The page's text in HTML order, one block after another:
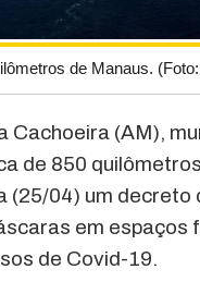
de Manaus.
Cachoeira (AM),
de 850
(25/04) um
em espaços
de Covid-19.